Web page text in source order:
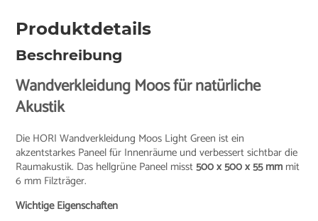
Produktdetails
Beschreibung
Wandverkleidung Moos für natürliche
Akustik
Die HORI Wandverkleidung Moos Light Green ist ein
akzentstarkes Paneel für Innenräume und verbessert sichtbar die
Raumakustik. Das hellgrüne Paneel misst500 x 500 x 55 mm mit
6 mm Filzträger.
Wichtige Eigenschaften